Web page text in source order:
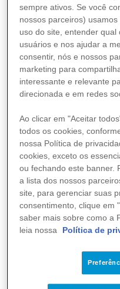
Padcev®
Pfizer foi
Desde a
Sanitária
era
distribuição
A partir de
ADIUM iniciou
registro do
sempre ativos. Se você
nossos parceiros)
uso do site, entender
usuários e nos ajudar a
consentir, nós e nossos
marketing para
interessante e relevante
direcionada e em redes
Ao clicar em "Aceitar
todos os cookies,
nossa Política de
cookies, exceto os
ou fechando este banner.
a lista dos nossos
site, para gerenciar suas
consentimento, clique em
saber mais sobre como a
leia nossa
Política de